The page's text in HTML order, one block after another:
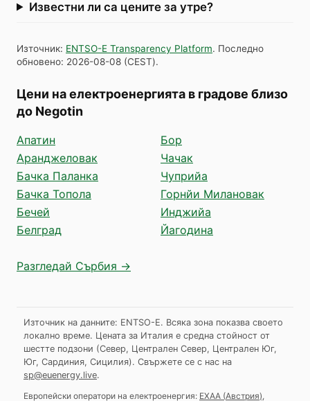
Известни ли са цените за утре?
Източник: ENTSO-E Transparency Platform. Последно
обновено: 2026-08-08 (CEST).
Цени на електроенергията в градове близо
до Negotin
Апатин
Аранджеловак
Бачка Паланка
Бачка Топола
Бечей
Белград
Бор
Чачак
Чуприйа
Горнйи Милановак
Инджийа
Йагодина
Разгледай Сърбия →
Източник на данните: ENTSO-E. Всяка зона показва своето
локално време. Цената за Италия е средна стойност от
шестте подзони (Север, Централен Север, Централен Юг,
Юг, Сардиния, Сицилия). Свържете се с нас на
sp@euenergy.live.
Европейски оператори на електроенергия: EXAA (Австрия)